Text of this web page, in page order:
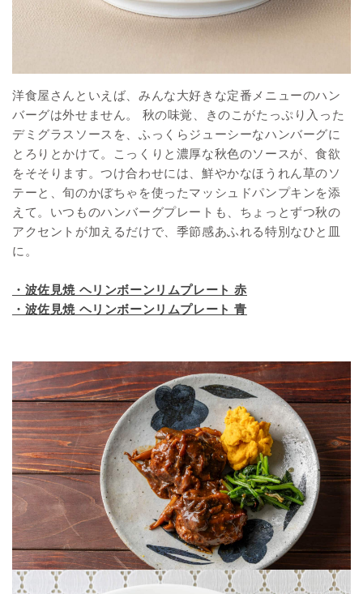
洋食屋さんといえば、みんな大好きな定番メニューのハン
バーグは外せません。 秋の味覚、きのこがたっぷり入った
デミグラスソースを、ふっくらジューシーなハンバーグに
とろりとかけて。こっくりと濃厚な秋色のソースが、食欲
をそそります。つけ合わせには、鮮やかなほうれん草のソ
テーと、旬のかぼちゃを使ったマッシュドパンプキンを添
えて。いつものハンバーグプレートも、ちょっとずつ秋の
アクセントが加えるだけで、季節感あふれる特別なひと皿
に。
・波佐見焼 ヘリンボーンリムプレート 赤
・波佐見焼 ヘリンボーンリムプレート 青